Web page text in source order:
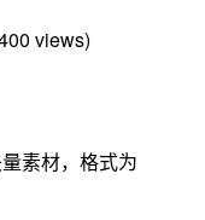
views)
素材，格式为